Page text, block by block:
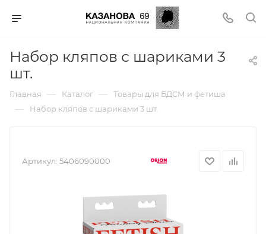
Набор кляпов с шариками 3
шт.
Главная — Каталог — Товары для БДСМ и фетиша
— Набор кляпов с шариками 3 шт.
Артикул: 5406090000